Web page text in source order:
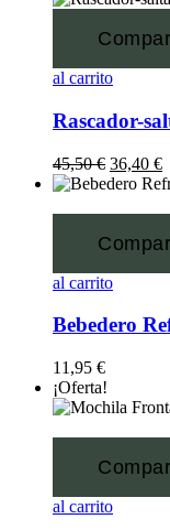
al carrito
Rascador-
45,50€ 36,40 €
al carrito
Bebedero
11,95 €
¡Oferta!
al carrito